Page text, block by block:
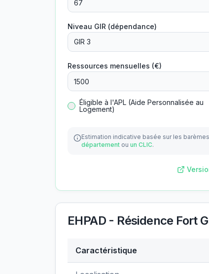
Niveau GIR (dépendance)
GIR 3
Ressources mensuelles (€)
Éligible à l'APL (Aide Personnalisée au
Logement)
Estimation indicative basée sur les
département ou un CLIC.
EHPAD - Résidence Fort
Caractéristique